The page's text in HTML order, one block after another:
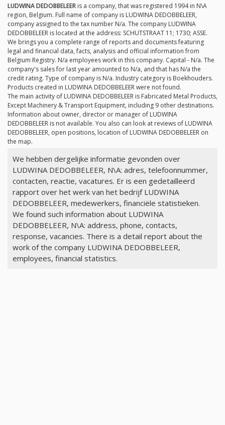
LUDWINA DEDOBBELEER is a company, that was registered 1994 in N\A
region, Belgium. Full name of company is LUDWINA DEDOBBELEER,
company assigned to the tax number N/a. The company LUDWINA
DEDOBBELEER is located at the address: SCHUTSTRAAT 11; 1730; ASSE.
We brings you a complete range of reports and documents featuring
legal and financial data, facts, analysis and official information from
Belgium Registry. N/a employees work in this company. Capital - N/a. The
company's sales for last year amounted to N/a, and that has N/a the
credit rating. Type of company is N/a. Industry category is Boekhouders.
Products created in LUDWINA DEDOBBELEER were not found.
The main activity of LUDWINA DEDOBBELEER is Fabricated Metal Products,
Except Machinery & Transport Equipment, including 9 other destinations.
Information about owner, director or manager of LUDWINA
DEDOBBELEER is not available. You also can look at reviews of LUDWINA
DEDOBBELEER, open positions, location of LUDWINA DEDOBBELEER on
the map.
We hebben dergelijke informatie gevonden over
LUDWINA DEDOBBELEER, N\A: adres, telefoonnummer,
contacten, reactie, vacatures. Er is een gedetailleerd
rapport over het werk van het bedrijf LUDWINA
DEDOBBELEER, medewerkers, financiële statistieken.
We found such information about LUDWINA
DEDOBBELEER, N\A: address, phone, contacts,
response, vacancies. There is a detail report about the
work of the company LUDWINA DEDOBBELEER,
employees, financial statistics.